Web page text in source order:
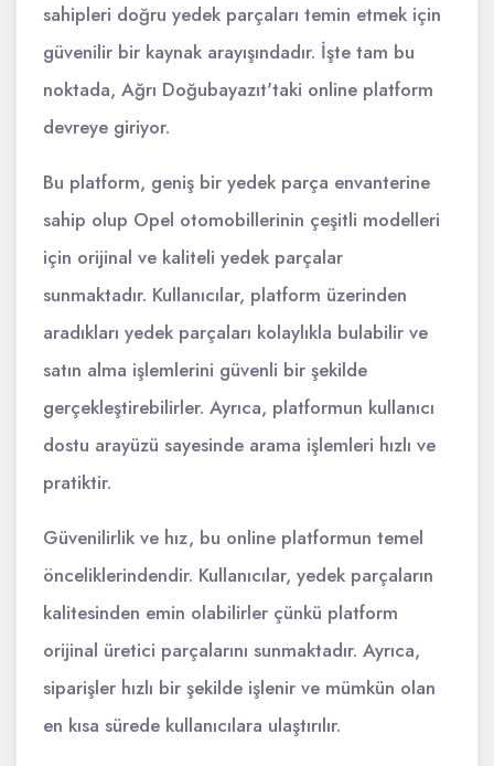
sahipleri doğru yedek parçaları temin etmek için
güvenilir bir kaynak arayışındadır. İşte tam bu
noktada, Ağrı Doğubayazıt'taki online platform
devreye giriyor.
Bu platform, geniş bir yedek parça envanterine
sahip olup Opel otomobillerinin çeşitli modelleri
için orijinal ve kaliteli yedek parçalar
sunmaktadır. Kullanıcılar, platform üzerinden
aradıkları yedek parçaları kolaylıkla bulabilir ve
satın alma işlemlerini güvenli bir şekilde
gerçekleştirebilirler. Ayrıca, platformun kullanıcı
dostu arayüzü sayesinde arama işlemleri hızlı ve
pratiktir.
Güvenilirlik ve hız, bu online platformun temel
önceliklerindendir. Kullanıcılar, yedek parçaların
kalitesinden emin olabilirler çünkü platform
orijinal üretici parçalarını sunmaktadır. Ayrıca,
siparişler hızlı bir şekilde işlenir ve mümkün olan
en kısa sürede kullanıcılara ulaştırılır.